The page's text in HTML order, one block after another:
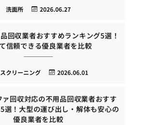
2026.06.27
洗面所
回収業者おすすめランキング5選！
信頼できる優良業者を比較
2026.06.01
クリーニング
回収対応の不用品回収業者おすす
選！大型の運び出し・解体も安心の
優良業者を比較